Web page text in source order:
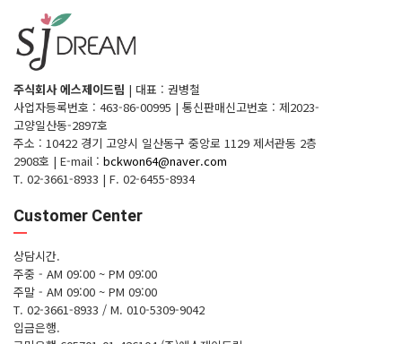
주식회사 에스제이드림 | 대표 : 권병철
사업자등록번호 : 463-86-00995 | 통신판매신고번호 : 제2023-
고양일산동-2897호
주소 : 10422 경기 고양시 일산동구 중앙로 1129 제서관동 2층
2908호 | E-mail : bckwon64@naver.com
T. 02-3661-8933 | F. 02-6455-8934
Customer Center
상담시간.
주중 - AM 09:00 ~ PM 09:00
주말 - AM 09:00 ~ PM 09:00
T. 02-3661-8933 / M. 010-5309-9042
입금은행.